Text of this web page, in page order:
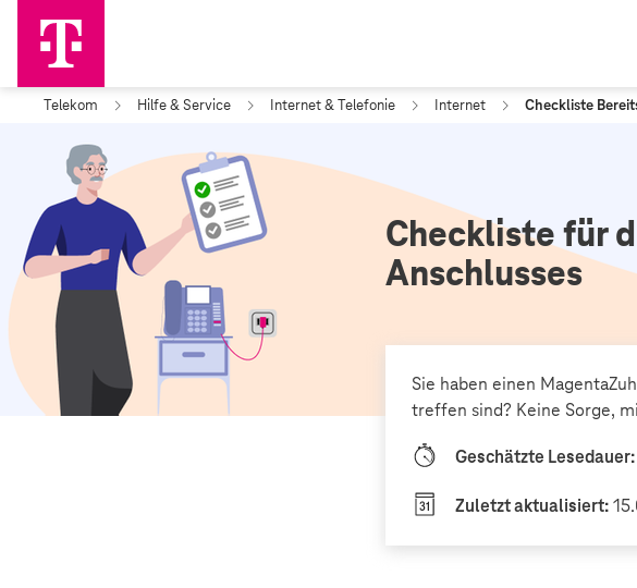
Telekom Hilfe & Service Internet & Telefonie Internet Checkliste
Checkliste für
Anschlusses
Sie haben einen
treffen sind? Keine Sorge,
Geschätzte Lesedauer:
Zuletzt aktualisiert: